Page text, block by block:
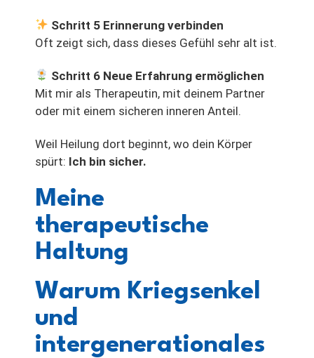
Schritt 5 Erinnerung verbinden
Oft zeigt sich, dass dieses Gefühl sehr alt ist.
Schritt 6 Neue Erfahrung ermöglichen
Mit mir als Therapeutin, mit deinem Partner
oder mit einem sicheren inneren Anteil.
Weil Heilung dort beginnt, wo dein Körper
spürt: Ich bin sicher.
Meine
therapeutische
Haltung
Warum Kriegsenkel
und
intergenerationales